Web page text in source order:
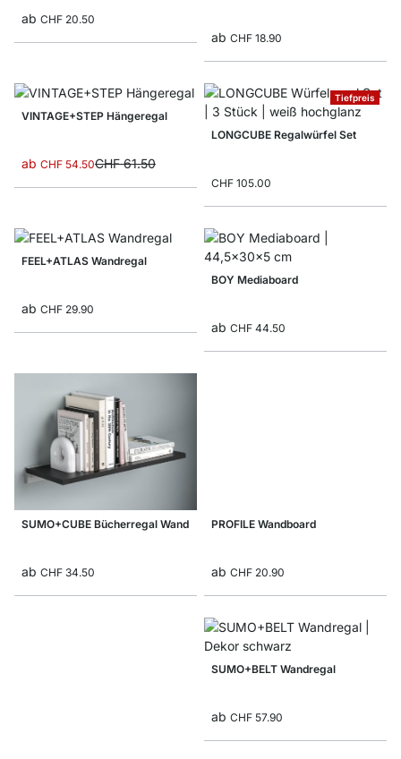
ab CHF 20.50
ab CHF 18.90
VINTAGE+STEP Hängeregal
ab CHF 54.50CHF 61.50
Tiefpreis
LONGCUBE Regalwürfel Set
CHF 105.00
FEEL+ATLAS Wandregal
ab CHF 29.90
BOY Mediaboard
ab CHF 44.50
SUMO+CUBE Bücherregal Wand
ab CHF 34.50
PROFILE Wandboard
ab CHF 20.90
SUMO+BELT Wandregal
ab CHF 57.90